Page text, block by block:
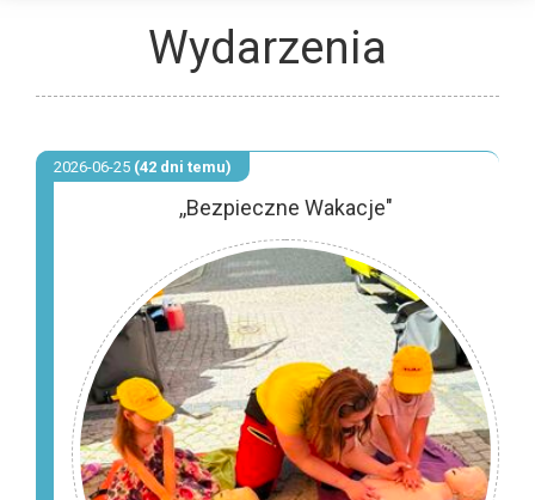
Wydarzenia
,,Bezpieczne Wakacje"
2026-06-25 (42 dni temu)